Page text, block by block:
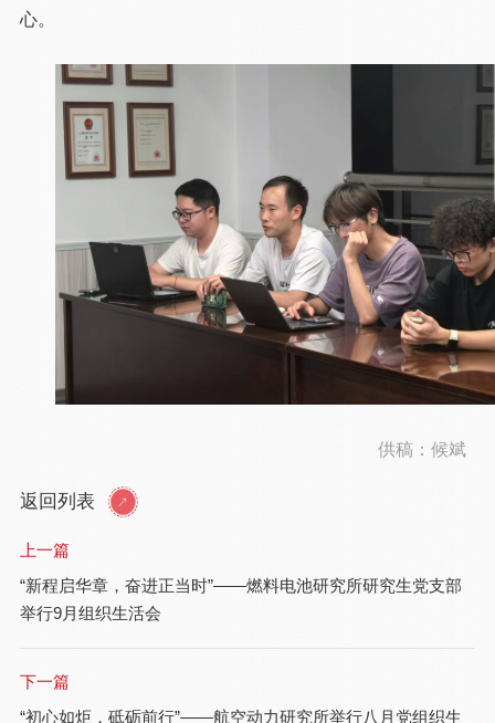
心。
供稿：候斌
返回列表
上一篇
“新程启华章，奋进正当时”——燃料电池研究所研究生党支部
举行9月组织生活会
下一篇
“初心如炬，砥砺前行”——航空动力研究所举行八月党组织生